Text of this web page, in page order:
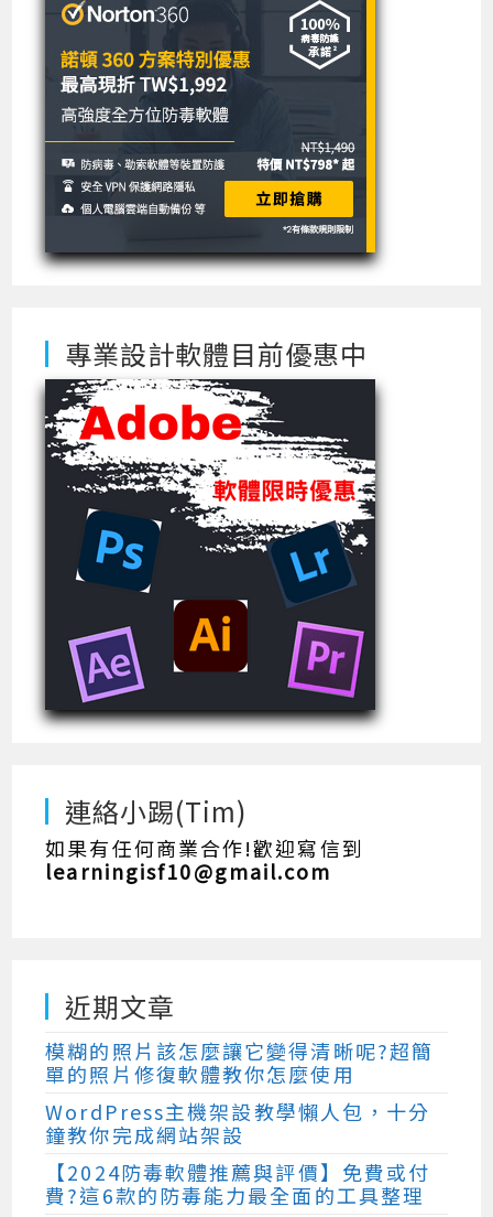
專業設計軟體目前優惠中
連絡小踢(Tim)
如果有任何商業合作!歡迎寫信到
learningisf10@gmail.com
近期文章
模糊的照片該怎麼讓它變得清晰呢?超簡
單的照片修復軟體教你怎麼使用
WordPress主機架設教學懶人包，十分
鐘教你完成網站架設
【2024防毒軟體推薦與評價】免費或付
費?這6款的防毒能力最全面的工具整理